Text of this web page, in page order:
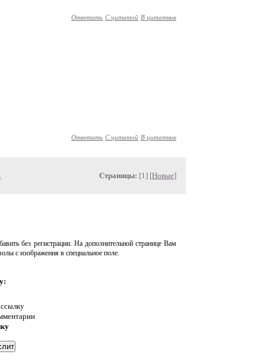
Ответить С цитатой В цитатник
Ответить С цитатой В цитатник
Страницы: [1] [Новые]
без регистрации. На дополнительной странице Вам
с изображения в специальное поле.